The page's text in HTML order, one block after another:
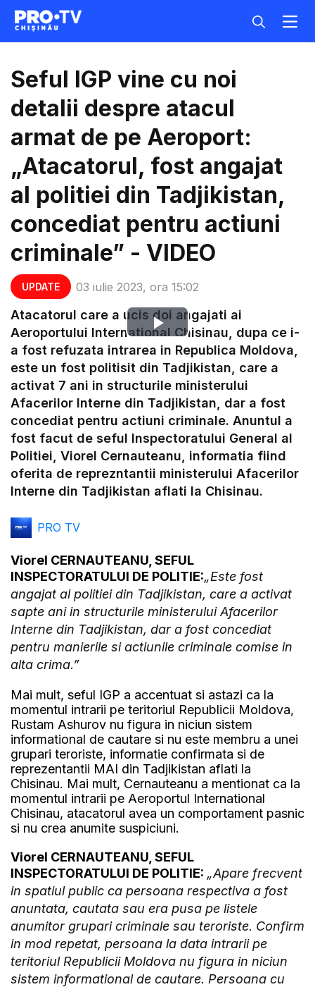
UPDATE 03 iulie 2023, ora 15:02
Seful IGP vine cu noi
detalii despre atacul
armat de pe Aeroport:
„Atacatorul, fost angajat
al politiei din Tadjikistan,
concediat pentru actiuni
criminale” - VIDEO
Play
Video
Atacatorul care a ucis doi angajati ai
Aeroportului International Chisinau, dupa ce i-
a fost refuzata intrarea in Republica Moldova,
este un fost politisit din Tadjikistan, care a
activat 7 ani in structurile ministerului
Afacerilor Interne din Tadjikistan, dar a fost
concediat pentru actiuni criminale. Anuntul a
fost facut de seful Inspectoratului General al
Politiei, Viorel Cernauteanu, informatia fiind
oferita de reprezntantii ministerului Afacerilor
Interne din Tadjikistan aflati la Chisinau.
PRO TV
Viorel CERNAUTEANU, SEFUL
INSPECTORATULUI DE POLITIE:„Este fost
angajat al politiei din Tadjikistan, care a activat
sapte ani in structurile ministerului Afacerilor
Interne din Tadjikistan, dar a fost concediat
pentru manierile si actiunile criminale comise in
alta crima.”
Mai mult, seful IGP a accentuat si astazi ca la
momentul intrarii pe teritoriul Republicii Moldova,
Rustam Ashurov nu figura in niciun sistem
informational de cautare si nu este membru a unei
grupari teroriste, informatie confirmata si de
reprezentantii MAI din Tadjikistan aflati la
Chisinau. Mai mult, Cernauteanu a mentionat ca la
momentul intrarii pe Aeroportul International
Chisinau, atacatorul avea un comportament pasnic
si nu crea anumite suspiciuni.
Viorel CERNAUTEANU, SEFUL
INSPECTORATULUI DE POLITIE: „Apare frecvent
in spatiul public ca persoana respectiva a fost
anuntata, cautata sau era pusa pe listele
anumitor grupari criminale sau teroriste. Confirm
in mod repetat, persoana la data intrarii pe
teritoriul Republicii Moldova nu figura in niciun
sistem informational de cautare. Persoana cu